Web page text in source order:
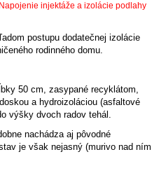
Napojenie injektáže a izolácie podlahy
postupu dodatečnej izolácie
rodinného domu.
50 cm, zasypané recyklátom,
a hydroizoláciou (asfaltové
výšky dvoch radov tehál.
nachádza aj pôvodné
je však nejasný (murivo nad ním